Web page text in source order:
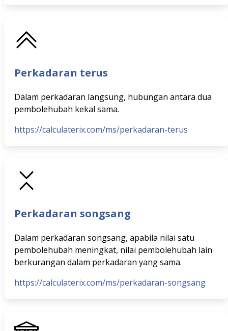
Perkadaran terus
Dalam perkadaran langsung, hubungan antara dua
pembolehubah kekal sama.
https://calculaterix.com/ms/perkadaran-terus
Perkadaran songsang
Dalam perkadaran songsang, apabila nilai satu
pembolehubah meningkat, nilai pembolehubah lain
berkurangan dalam perkadaran yang sama.
https://calculaterix.com/ms/perkadaran-songsang